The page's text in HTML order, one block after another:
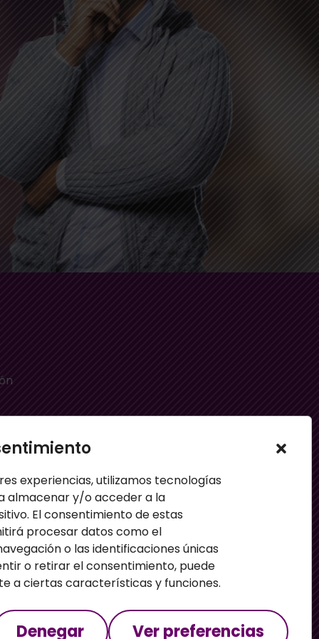
experiencias, utilizamos tecnologías
almacenar y/o acceder a la
El consentimiento de estas
procesar datos como el
o las identificaciones únicas
o retirar el consentimiento, puede
a ciertas características y funciones.
Denegar Ver preferencias